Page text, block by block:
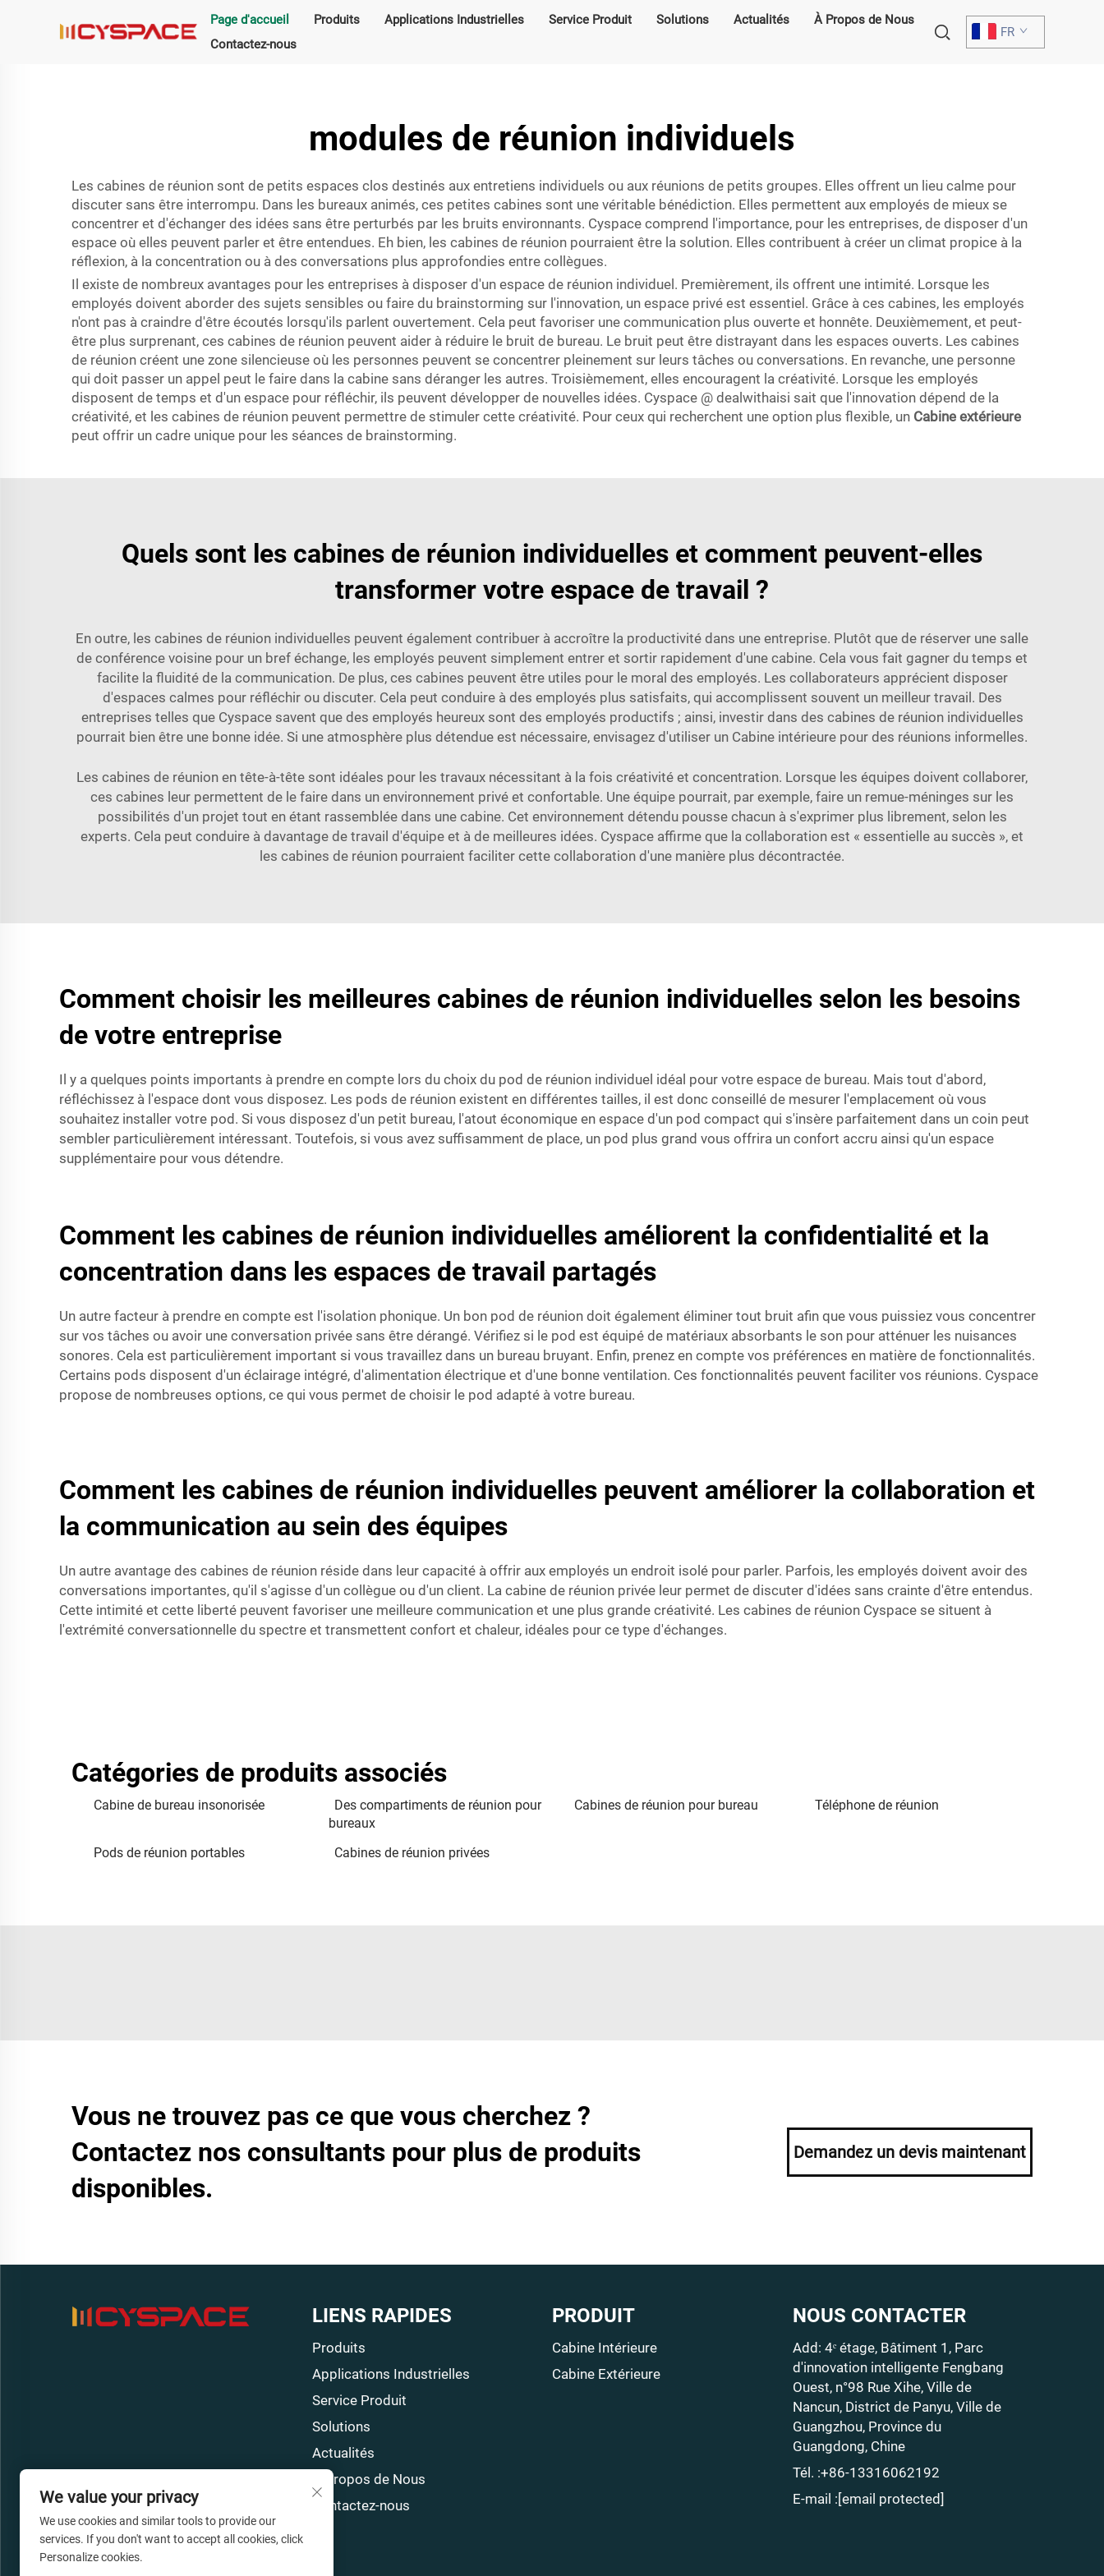
Page d'accueil Produits Applications Industrielles Service Produit Solutions Actualités
À Propos de Nous
Contactez-nous
FR
modules de réunion individuels
Les cabines de réunion sont de petits espaces clos destinés aux entretiens individuels ou aux réunions de petits groupes. Elles offrent un lieu calme pour
discuter sans être interrompu. Dans les bureaux animés, ces petites cabines sont une véritable bénédiction. Elles permettent aux employés de mieux se
concentrer et d'échanger des idées sans être perturbés par les bruits environnants. Cyspace comprend l'importance, pour les entreprises, de disposer d'un
espace où elles peuvent parler et être entendues. Eh bien, les cabines de réunion pourraient être la solution. Elles contribuent à créer un climat propice à la
réflexion, à la concentration ou à des conversations plus approfondies entre collègues.
Il existe de nombreux avantages pour les entreprises à disposer d'un espace de réunion individuel. Premièrement, ils offrent une intimité. Lorsque les
employés doivent aborder des sujets sensibles ou faire du brainstorming sur l'innovation, un espace privé est essentiel. Grâce à ces cabines, les employés
n'ont pas à craindre d'être écoutés lorsqu'ils parlent ouvertement. Cela peut favoriser une communication plus ouverte et honnête. Deuxièmement, et peut-
être plus surprenant, ces cabines de réunion peuvent aider à réduire le bruit de bureau. Le bruit peut être distrayant dans les espaces ouverts. Les cabines
de réunion créent une zone silencieuse où les personnes peuvent se concentrer pleinement sur leurs tâches ou conversations. En revanche, une personne
qui doit passer un appel peut le faire dans la cabine sans déranger les autres. Troisièmement, elles encouragent la créativité. Lorsque les employés
disposent de temps et d'un espace pour réfléchir, ils peuvent développer de nouvelles idées. Cyspace @ dealwithaisi sait que l'innovation dépend de la
créativité, et les cabines de réunion peuvent permettre de stimuler cette créativité. Pour ceux qui recherchent une option plus flexible, un Cabine extérieure
peut offrir un cadre unique pour les séances de brainstorming.
Quels sont les cabines de réunion individuelles et comment peuvent-elles
transformer votre espace de travail ?
En outre, les cabines de réunion individuelles peuvent également contribuer à accroître la productivité dans une entreprise. Plutôt que de réserver une salle
de conférence voisine pour un bref échange, les employés peuvent simplement entrer et sortir rapidement d'une cabine. Cela vous fait gagner du temps et
facilite la fluidité de la communication. De plus, ces cabines peuvent être utiles pour le moral des employés. Les collaborateurs apprécient disposer
d'espaces calmes pour réfléchir ou discuter. Cela peut conduire à des employés plus satisfaits, qui accomplissent souvent un meilleur travail. Des
entreprises telles que Cyspace savent que des employés heureux sont des employés productifs ; ainsi, investir dans des cabines de réunion individuelles
pourrait bien être une bonne idée. Si une atmosphère plus détendue est nécessaire, envisagez d'utiliser un Cabine intérieure pour des réunions informelles.
Les cabines de réunion en tête-à-tête sont idéales pour les travaux nécessitant à la fois créativité et concentration. Lorsque les équipes doivent collaborer,
ces cabines leur permettent de le faire dans un environnement privé et confortable. Une équipe pourrait, par exemple, faire un remue-méninges sur les
possibilités d'un projet tout en étant rassemblée dans une cabine. Cet environnement détendu pousse chacun à s'exprimer plus librement, selon les
experts. Cela peut conduire à davantage de travail d'équipe et à de meilleures idées. Cyspace affirme que la collaboration est « essentielle au succès », et
les cabines de réunion pourraient faciliter cette collaboration d'une manière plus décontractée.
Comment choisir les meilleures cabines de réunion individuelles selon les besoins
de votre entreprise
Il y a quelques points importants à prendre en compte lors du choix du pod de réunion individuel idéal pour votre espace de bureau. Mais tout d'abord,
réfléchissez à l'espace dont vous disposez. Les pods de réunion existent en différentes tailles, il est donc conseillé de mesurer l'emplacement où vous
souhaitez installer votre pod. Si vous disposez d'un petit bureau, l'atout économique en espace d'un pod compact qui s'insère parfaitement dans un coin peut
sembler particulièrement intéressant. Toutefois, si vous avez suffisamment de place, un pod plus grand vous offrira un confort accru ainsi qu'un espace
supplémentaire pour vous détendre.
Comment les cabines de réunion individuelles améliorent la confidentialité et la
concentration dans les espaces de travail partagés
Un autre facteur à prendre en compte est l'isolation phonique. Un bon pod de réunion doit également éliminer tout bruit afin que vous puissiez vous concentrer
sur vos tâches ou avoir une conversation privée sans être dérangé. Vérifiez si le pod est équipé de matériaux absorbants le son pour atténuer les nuisances
sonores. Cela est particulièrement important si vous travaillez dans un bureau bruyant. Enfin, prenez en compte vos préférences en matière de fonctionnalités.
Certains pods disposent d'un éclairage intégré, d'alimentation électrique et d'une bonne ventilation. Ces fonctionnalités peuvent faciliter vos réunions. Cyspace
propose de nombreuses options, ce qui vous permet de choisir le pod adapté à votre bureau.
Comment les cabines de réunion individuelles peuvent améliorer la collaboration et
la communication au sein des équipes
Un autre avantage des cabines de réunion réside dans leur capacité à offrir aux employés un endroit isolé pour parler. Parfois, les employés doivent avoir des
conversations importantes, qu'il s'agisse d'un collègue ou d'un client. La cabine de réunion privée leur permet de discuter d'idées sans crainte d'être entendus.
Cette intimité et cette liberté peuvent favoriser une meilleure communication et une plus grande créativité. Les cabines de réunion Cyspace se situent à
l'extrémité conversationnelle du spectre et transmettent confort et chaleur, idéales pour ce type d'échanges.
Catégories de produits associés
Cabine de bureau insonorisée
Des compartiments de réunion pour
bureaux
Cabines de réunion pour bureau Téléphone de réunion
Pods de réunion portables Cabines de réunion privées
Vous ne trouvez pas ce que vous cherchez ?
Contactez nos consultants pour plus de produits
disponibles.
Demandez un devis maintenant
LIENS RAPIDES
Produits
Applications Industrielles
Service Produit
Solutions
Actualités
À Propos de Nous
Contactez-nous
PRODUIT
Cabine Intérieure
Cabine Extérieure
NOUS CONTACTER
Add: 4ᵉ étage, Bâtiment 1, Parc
d'innovation intelligente Fengbang
Ouest, n°98 Rue Xihe, Ville de
Nancun, District de Panyu, Ville de
Guangzhou, Province du
Guangdong, Chine
Tél. :+86-13316062192
E-mail : [email protected]
We value your privacy
We use cookies and similar tools to provide our
services. If you don't want to accept all cookies, click
Personalize cookies.